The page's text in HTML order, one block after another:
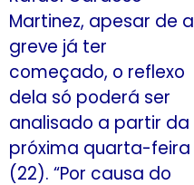
Martinez, apesar de a
greve já ter
começado, o reflexo
dela só poderá ser
analisado a partir da
próxima quarta-feira
(22). “Por causa do